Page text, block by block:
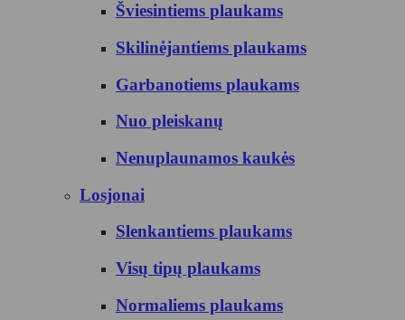
Šviesintiems plaukams
Skilinėjantiems plaukams
Garbanotiems plaukams
Nuo pleiskanų
Nenuplaunamos kaukės
Losjonai
Slenkantiems plaukams
Visų tipų plaukams
Normaliems plaukams